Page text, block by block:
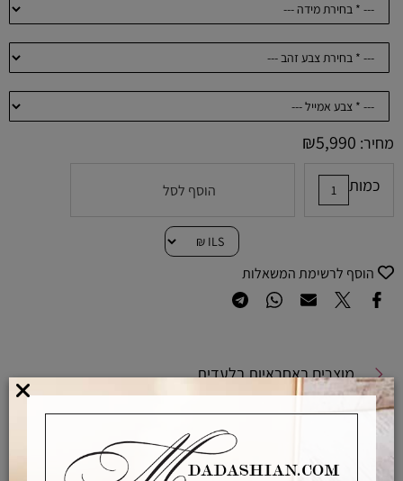
מחיר: ₪5,990
כמות הוסף לסל
הוסף לרשימת המשאלות
מוצרים באחראיות בלעדית
אפשרויות החלפה / החזרה